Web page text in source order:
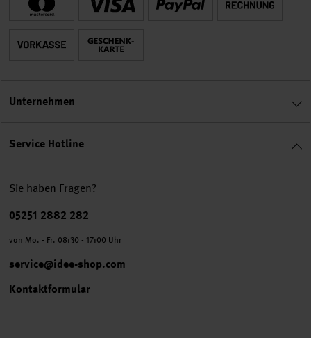
Service Hotline
Sie haben Fragen?
Telefonnummer
05251 2882 282
von Mo. - Fr. 08:30 - 17:00 Uhr
service@idee-shop.com
Kontaktformular
Unternehmen